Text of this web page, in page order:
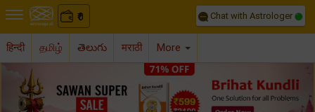
₹
0 Chat with Astrologer
हिन्दी தமிழ் తెలుగు मराठी More
Previous